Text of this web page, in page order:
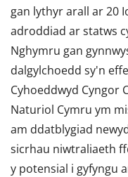
gan lythyr arall ar 20
adroddiad ar statws
Nghymru gan
dalgylchoedd sy'n
Cyhoeddwyd Cyngor
Naturiol Cymru ym
am ddatblygiad
sicrhau niwtraliaeth
y potensial i gyfyngu